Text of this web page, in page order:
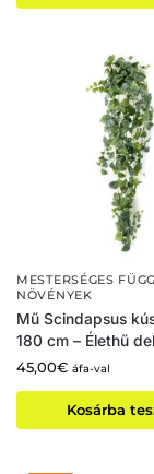
MESTERSÉGES
NÖVÉNYEK
Mű Scindapsus
180 cm – Élethű
45,00€ áfa-val
Kosárba